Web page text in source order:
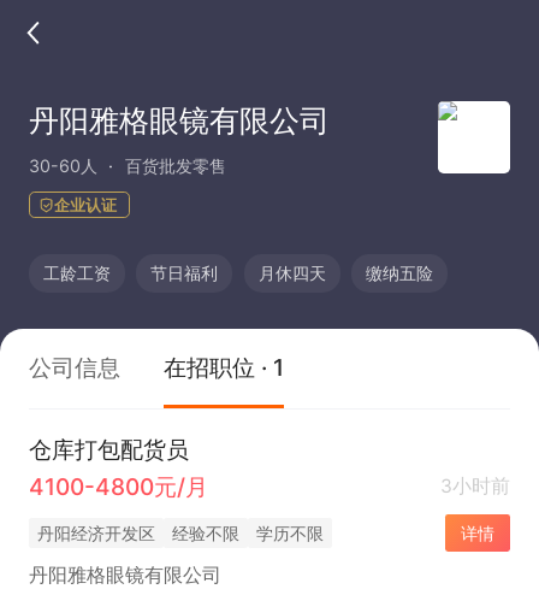
丹阳雅格眼镜有限公司
30-60人 百货批发零售
企业认证
工龄工资 节日福利 月休四天 缴纳五险
公司信息 在招职位 · 1
仓库打包配货员
4100-4800元/月
3小时前
丹阳经济开发区 经验不限 学历不限 详情
丹阳雅格眼镜有限公司